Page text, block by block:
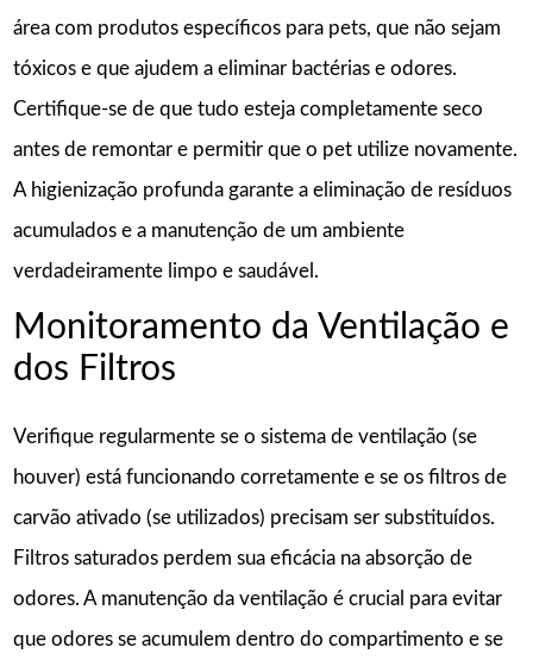
área com produtos específicos para pets, que não sejam
tóxicos e que ajudem a eliminar bactérias e odores.
Certifique-se de que tudo esteja completamente seco
antes de remontar e permitir que o pet utilize novamente.
A higienização profunda garante a eliminação de resíduos
acumulados e a manutenção de um ambiente
verdadeiramente limpo e saudável.
Monitoramento da Ventilação e
dos Filtros
Verifique regularmente se o sistema de ventilação (se
houver) está funcionando corretamente e se os filtros de
carvão ativado (se utilizados) precisam ser substituídos.
Filtros saturados perdem sua eficácia na absorção de
odores. A manutenção da ventilação é crucial para evitar
que odores se acumulem dentro do compartimento e se